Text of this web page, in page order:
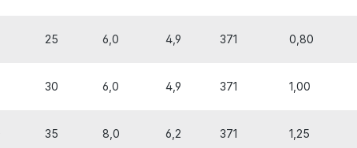
25 6,0 4,9 371 0,80
30 6,0 4,9 371 1,00
35 8,0 6,2 371 1,25